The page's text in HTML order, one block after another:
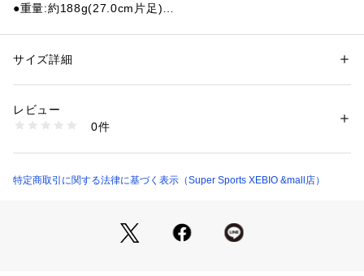
●重量:約188g(27.0cm片足)
●シューレース
●LIGHTSTRIKE PRO(ライトストライクプロ)ミッドソール
●LIGHTTRAXIONアウトソールとContinentalラバートゥオフ
ション)アウトソール
ロードレース向けレーシングシューズ。
●個人記録を狙うランナーのために、軽量化されたレーシング
性別：メンズ
ニング ＞ ランニングシューズ
1540000473302
サイズ詳細
レビュー
0件
特定商取引に関する法律に基づく表示（Super Sports XEBIO &mall店）